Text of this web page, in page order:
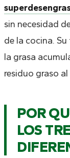
sin necesidad
de la cocina.
la grasa
residuo graso al
POR
LOS